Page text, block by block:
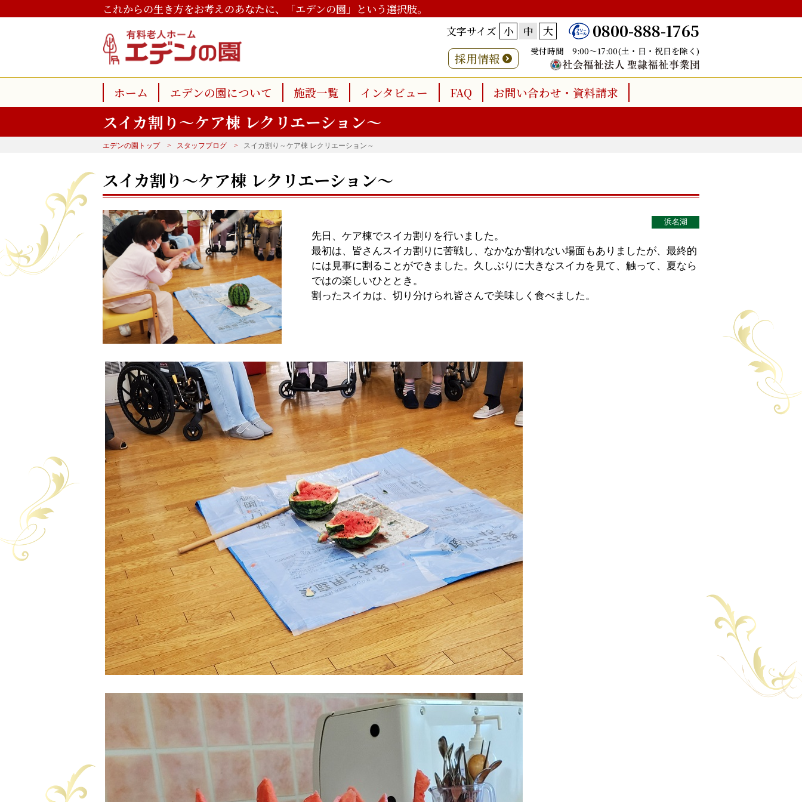
これからの生き方をお考えのあなたに、「エデンの園」という選択肢。
文字サイズ 小 中 大 0800-888-1765
採用情報 受付時間 9:00～17:00(土・日・祝日を除く)
ホーム エデンの園について 施設一覧 インタビュー FAQ お問い合わせ・資料請求
スイカ割り～ケア棟 レクリエーション～
エデンの園トップ スタッフブログ スイカ割り～ケア棟 レクリエーション～
スイカ割り～ケア棟 レクリエーション～
浜名湖
先日、ケア棟でスイカ割りを行いました。
最初は、皆さんスイカ割りに苦戦し、なかなか割れない場面もありましたが、最終的
には見事に割ることができました。久しぶりに大きなスイカを見て、触って、夏なら
ではの楽しいひととき。
割ったスイカは、切り分けられ皆さんで美味しく食べました。